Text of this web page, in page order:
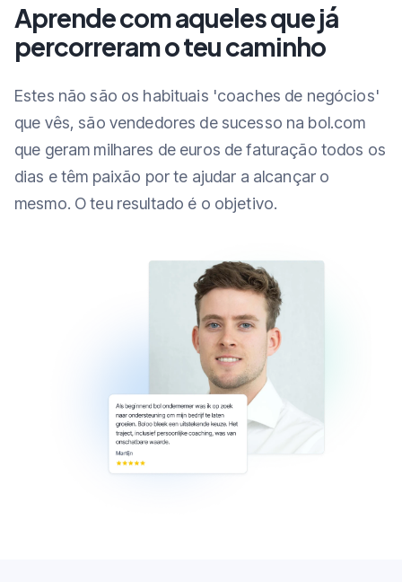
Aprende com aqueles que já
percorreram o teu caminho
Estes não são os habituais 'coaches de negócios'
que vês, são vendedores de sucesso na bol.com
que geram milhares de euros de faturação todos os
dias e têm paixão por te ajudar a alcançar o
mesmo. O teu resultado é o objetivo.